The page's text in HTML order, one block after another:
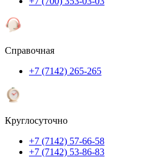
Справочная
+7 (7142) 265-265
Круглосуточно
+7 (7142) 57-66-58
+7 (7142) 53-86-83